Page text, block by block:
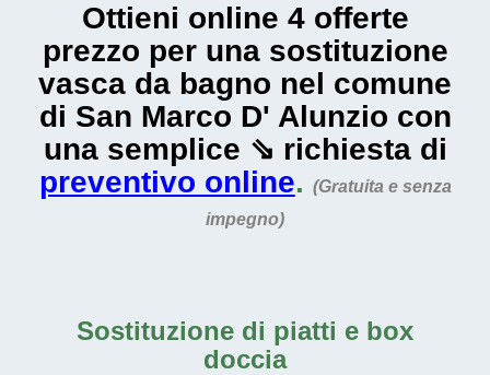
Ottieni online 4 offerte
prezzo per una sostituzione
vasca da bagno nel comune
di San Marco D' Alunzio con
una semplice ⇘ richiesta di
preventivo online. (Gratuita e senza
impegno)
Sostituzione di piatti e box
doccia